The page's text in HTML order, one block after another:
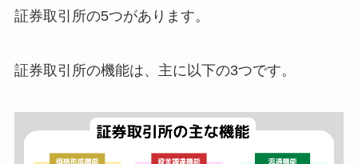
証券取引所の5つがあります。
証券取引所の機能は、主に以下の3つです。